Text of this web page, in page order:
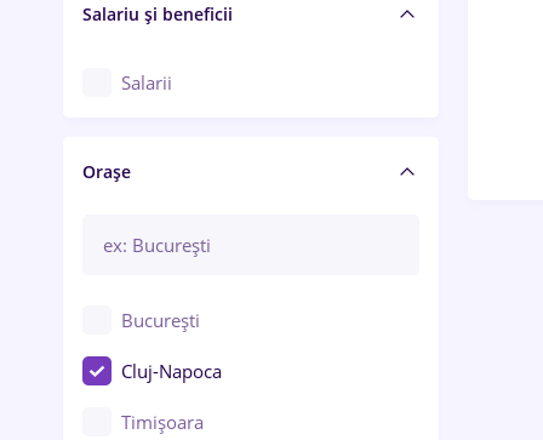
Salariu și beneficii
Salarii
Orașe
București
Cluj-Napoca
Timișoara